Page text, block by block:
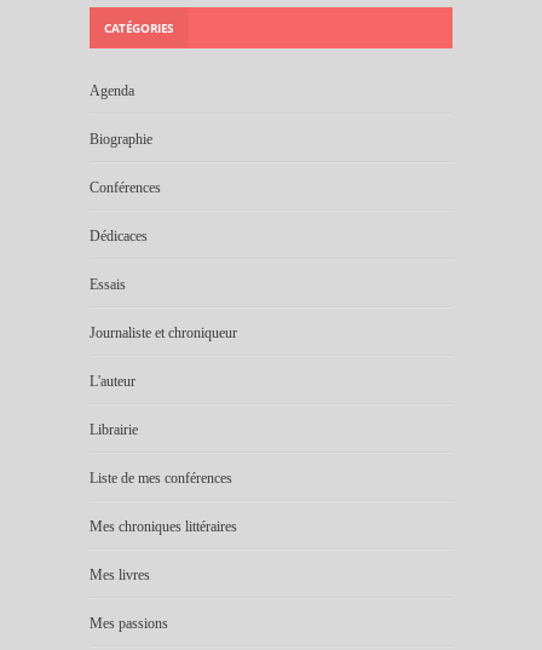
CATÉGORIES
Agenda
Biographie
Conférences
Dédicaces
Essais
Journaliste et chroniqueur
L'auteur
Librairie
Liste de mes conférences
Mes chroniques littéraires
Mes livres
Mes passions